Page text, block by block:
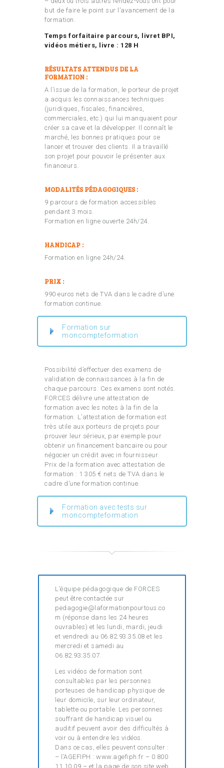
but de faire le point sur l’avancement de la
formation.
Temps forfaitaire parcours, livret BPI,
vidéos métiers, livre : 128 H
RÉSULTATS ATTENDUS DE LA
FORMATION :
A l’issue de la formation, le porteur de projet
a acquis les connaissances techniques
(juridiques, fiscales, financières,
commerciales, etc.) qui lui manquaient pour
créer sa cave et la développer. Il connaît le
marché, les bonnes pratiques pour se
lancer et trouver des clients. Il a travaillé
son projet pour pouvoir le présenter aux
financeurs.
MODALITÉS PÉDAGOGIQUES :
9 parcours de formation accessibles
pendant 3 mois.
Formation en ligne ouverte 24h/24.
HANDICAP :
Formation en ligne 24h/24.
PRIX :
990 euros nets de TVA dans le cadre d’une
formation continue.
Formation sur
moncompteformation
Possibilité d’effectuer des examens de
validation de connaissances à la fin de
chaque parcours. Ces examens sont notés.
FORCES délivre une attestation de
formation avec les notes à la fin de la
formation. L’attestation de formation est
très utile aux porteurs de projets pour
prouver leur sérieux, par exemple pour
obtenir un financement bancaire ou pour
négocier un crédit avec in fournisseur.
Prix de la formation avec attestation de
formation : 1 305 € nets de TVA dans le
cadre d’une formation continue.
Formation avec tests sur
moncompteformation
L’équipe pédagogique de FORCES
peut être contactée sur
pedagogie@laformationpourtous.co
m (réponse dans les 24 heures
ouvrables) et les lundi, mardi, jeudi
et vendredi au 06.82.93.35.08 et les
mercredi et samedi au
06.82.93.35.07.
Les vidéos de formation sont
consultables par les personnes
porteuses de handicap physique de
leur domicile, sur leur ordinateur,
tablette ou portable. Les personnes
souffrant de handicap visuel ou
auditif peuvent avoir des difficultés à
voir ou à entendre les vidéos.
Dans ce cas, elles peuvent consulter :
– l’AGEFIPH : www.agefiph.fr – 0 800
11 10 09 – et la page de son site web